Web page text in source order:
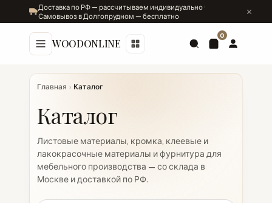
Доставка по РФ — рассчитываем индивидуально ·
Самовывоз в Долгопрудном — бесплатно
WOODONLINE
0
Главная › Каталог
Каталог
Листовые материалы, кромка, клеевые и
лакокрасочные материалы и фурнитура для
мебельного производства — со склада в
Москве и доставкой по РФ.